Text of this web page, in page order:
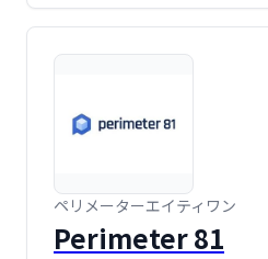
ペリメーターエイティワン
Perimeter 81